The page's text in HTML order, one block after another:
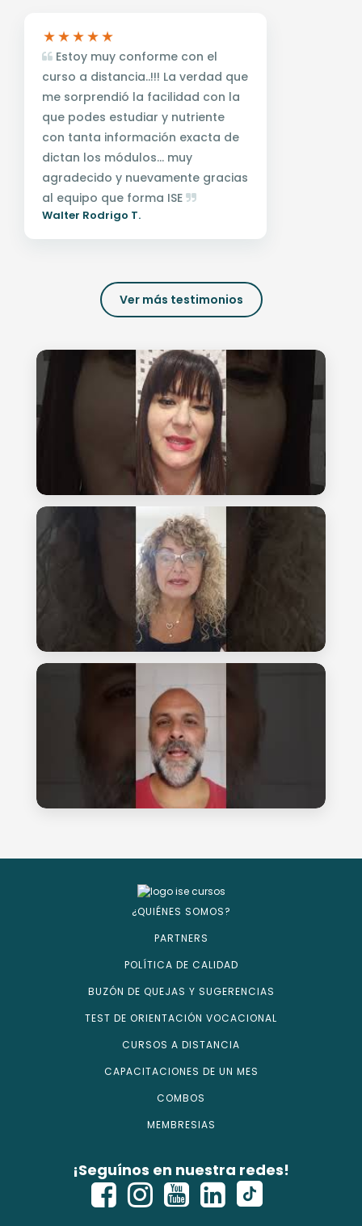
Estoy muy conforme con el
curso a distancia..!!! La verdad que
me sorprendió la facilidad con la
que podes estudiar y nutriente
con tanta información exacta de
dictan los módulos... muy
agradecido y nuevamente gracias
al equipo que forma ISE
Walter Rodrigo T.
Ver más testimonios
¿QUIÉNES SOMOS?
PARTNERS
POLÍTICA DE CALIDAD
BUZÓN DE QUEJAS Y SUGERENCIAS
TEST DE ORIENTACIÓN VOCACIONAL
CURSOS A DISTANCIA
CAPACITACIONES DE UN MES
COMBOS
MEMBRESIAS
¡Seguínos en nuestra redes!